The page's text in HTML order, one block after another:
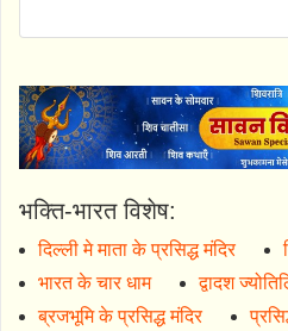
भक्ति-भारत विशेष:
दिल्ली मे माता के प्रसिद्ध मंदिर
भारत के चार धाम
द्वादश
ब्रजभूमि के प्रसिद्ध मंदिर